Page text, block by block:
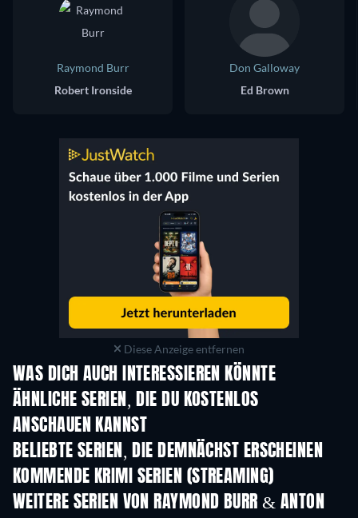
Raymond Burr
Robert Ironside
Don Galloway
Ed Brown
Diese Anzeige entfernen
WAS DICH AUCH INTERESSIEREN KÖNNTE
Serie Serie
ÄHNLICHE SERIEN, DIE DU KOSTENLOS
ANSCHAUEN KANNST
Serie
BELIEBTE SERIEN, DIE DEMNÄCHST ERSCHEINEN
Serie Serie
KOMMENDE KRIMI SERIEN (STREAMING)
Staffel 6 Staffel 2
WEITERE SERIEN VON RAYMOND BURR & ANTON